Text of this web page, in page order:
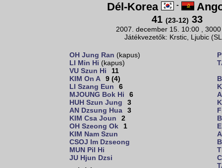
Dél-Korea -
41 (23-12) 33
2007. december 15. 10:00 ,
Játékvezetők: Krstic, Ljubic
OH Jung Ran (kapus)
LI Min Hi (kapus)
VU Szun Hi
11
KIM On A
9 (4)
LI Szang Eun
6
MJOUNG Bok Hi
6
HUH Szun Jung
3
AN Dzsung Hua
3
KIM Csa Joun
2
OH Szeong Ok
1
KIM Nam Szun
CSOJ Im Dzseong
MUN Pil Hi
JU Hjun Dzsi